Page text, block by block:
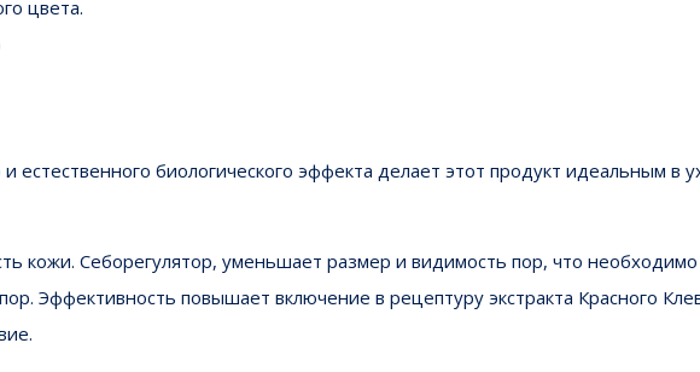
цвета.
естественного биологического эффекта делает этот продукт идеальным
кожи. Себорегулятор, уменьшает размер и видимость пор, что
Эффективность повышает включение в рецептуру экстракта Красного